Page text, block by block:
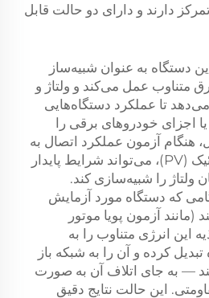
دارند و دارای دو حالت قابل
دستگاه به عنوان شبیه‌ساز
متناوب عمل می‌کند و ولتاژ و
تا عملکرد دستگاه‌هایی
اجزای خودروهای برقی را
هنگام آزمون عملکرد اتصال به
شبکه یک اینورتر فتوولتائیک (PV)، می‌تواند شرایط پایدار
ولتاژ را شبیه‌سازی کند.
که دستگاه مورد آزمایش
(مانند آزمون پویا موتور
این انرژی متناوب را به
تبدیل کرده و آن را به شبکه باز
— به جای اتلاف آن به صورت
این حالت نتایج دقیق